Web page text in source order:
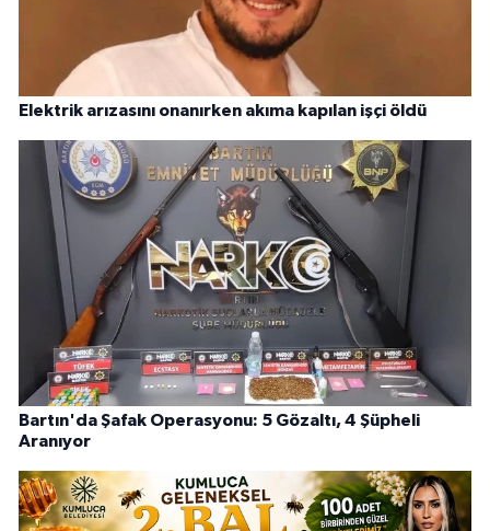
Elektrik arızasını onanırken akıma kapılan işçi öldü
Bartın'da Şafak Operasyonu: 5 Gözaltı, 4 Şüpheli
Aranıyor